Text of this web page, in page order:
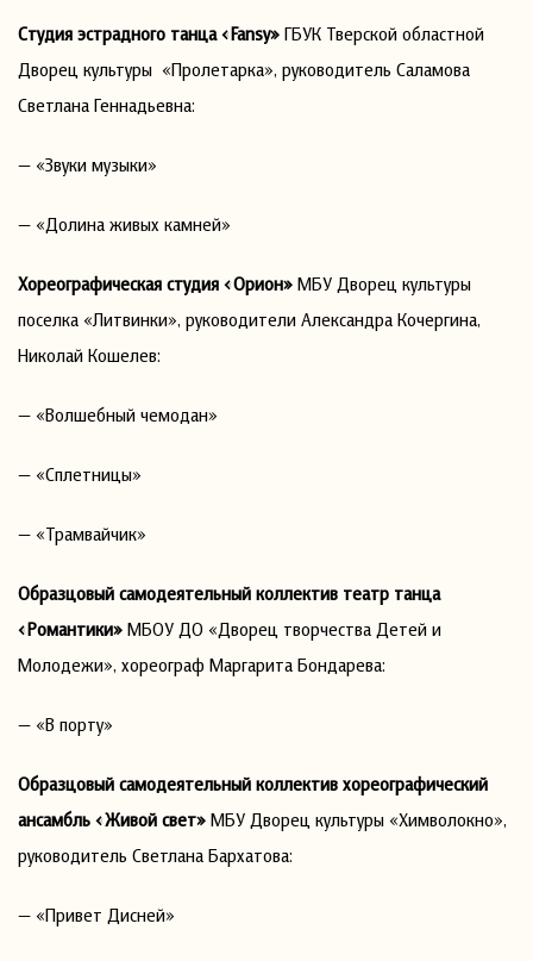
Студия эстрадного танца «Fansy» ГБУК Тверской областной
Дворец культуры «Пролетарка», руководитель Саламова
Светлана Геннадьевна:
— «Звуки музыки»
— «Долина живых камней»
Хореографическая студия «Орион» МБУ Дворец культуры
поселка «Литвинки», руководители Александра Кочергина,
Николай Кошелев:
— «Волшебный чемодан»
— «Сплетницы»
— «Трамвайчик»
Образцовый самодеятельный коллектив театр танца
«Романтики» МБОУ ДО «Дворец творчества Детей и
Молодежи», хореограф Маргарита Бондарева:
— «В порту»
Образцовый самодеятельный коллектив хореографический
ансамбль «Живой свет» МБУ Дворец культуры «Химволокно»,
руководитель Светлана Бархатова:
— «Привет Дисней»